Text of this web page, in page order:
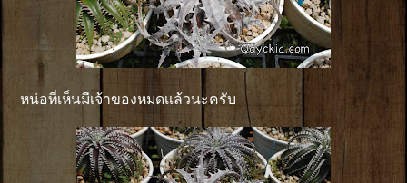
หน่อที่เห็นมีเจ้าของหมดเเล้วนะครับ